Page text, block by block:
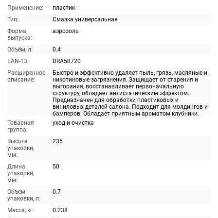
Применение:
пластик
Тип:
Смазка универсальная
Форма
выпуска:
аэрозоль
Объём, л:
0.4
EAN-13:
DRA58720
Расширенное
описание:
Быстро и эффективно удаляет пыль, грязь, масляные и
никотиновые загрязнения. Защищает от старения и
выгорания, восстанавливает первоначальную
структуру, обладает антистатическим эффектом.
Предназначен для обработки пластиковых и
виниловых деталей салона. Подходит для молдингов и
бамперов. Обладает приятным ароматом клубники.
Товарная
группа:
уход и очистка
Высота
упаковки,
мм:
235
Длина
упаковки,
мм:
50
Объем
упаковки, л:
0.7
Масса, кг:
0.238